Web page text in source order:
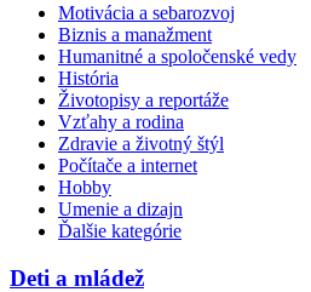
Motivácia a sebarozvoj
Biznis a manažment
Humanitné a spoločenské vedy
História
Životopisy a reportáže
Vzťahy a rodina
Zdravie a životný štýl
Počítače a internet
Hobby
Umenie a dizajn
Ďalšie kategórie
Deti a mládež